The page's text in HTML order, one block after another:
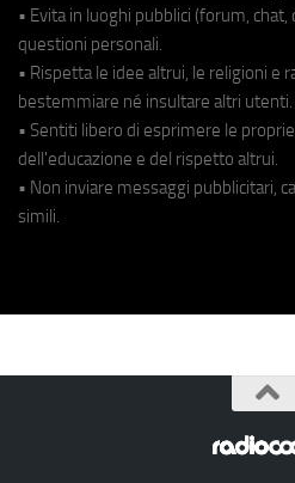
• Evita in luoghi pubblici (forum,
questioni personali.
• Rispetta le idee altrui, le religioni e
bestemmiare né insultare altri utenti.
• Sentiti libero di esprimere le
dell'educazione e del rispetto altrui.
• Non inviare messaggi pubblicitari,
simili.